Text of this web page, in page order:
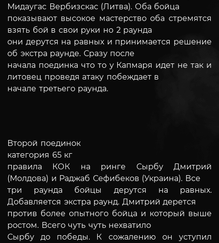
Мидаугас Вербизскас (Литва). Оба бойца
показывают высокое мастерство оба стремятся
взять бой в свои руки но 2 раунда
они дерутся на равных и принимается решение
об экстра раунде. Сразу после
начала поединка что то у Капмаря идет не так и
литовец проведя атаку побеждает в
начале третьего раунда.
Второй поединок
категория 65 кг
правила КОК на ринге Сырбу Дмитрий
(Молдова) и Раджаб Сефибеков (Украина). Все
три раунда бойцы дерутся на равных.
Добавляется экстра раунд. Дмитрий дерется
против более опытного бойца и который выше
ростом. Всего чуть чуть нехватило
Сырбу до победы. К сожалению он уступил